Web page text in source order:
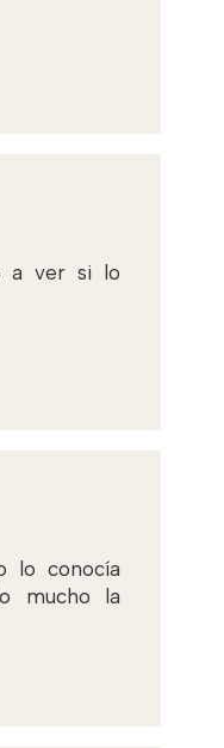
a ver si lo
lo conocía
mucho la